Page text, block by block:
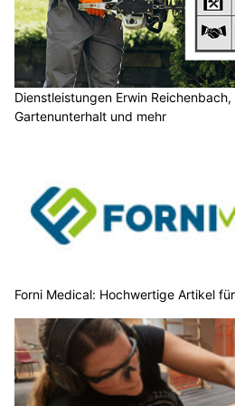
Dienstleistungen Erwin
Gartenunterhalt und mehr
Forni Medical: Hochwertige Artikel